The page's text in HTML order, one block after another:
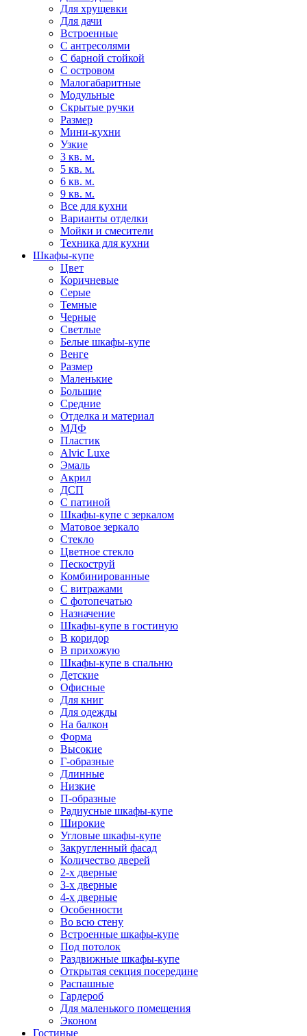
Для хрущевки
Для дачи
Встроенные
С антресолями
С барной стойкой
С островом
Малогабаритные
Модульные
Скрытые ручки
Размер
Мини-кухни
Узкие
3 кв. м.
5 кв. м.
6 кв. м.
9 кв. м.
Все для кухни
Варианты отделки
Мойки и смесители
Техника для кухни
Шкафы-купе
Цвет
Коричневые
Серые
Темные
Черные
Светлые
Белые шкафы-купе
Венге
Размер
Маленькие
Большие
Средние
Отделка и материал
МДФ
Пластик
Alvic Luxe
Эмаль
Акрил
ДСП
С патиной
Шкафы-купе с зеркалом
Матовое зеркало
Стекло
Цветное стекло
Пескоструй
Комбинированные
С витражами
С фотопечатью
Назначение
Шкафы-купе в гостиную
В коридор
В прихожую
Шкафы-купе в спальню
Детские
Офисные
Для книг
Для одежды
На балкон
Форма
Высокие
Г-образные
Длинные
Низкие
П-образные
Радиусные шкафы-купе
Широкие
Угловые шкафы-купе
Закругленный фасад
Количество дверей
2-х дверные
3-х дверные
4-х дверные
Особенности
Во всю стену
Встроенные шкафы-купе
Под потолок
Раздвижные шкафы-купе
Открытая секция посередине
Распашные
Гардероб
Для маленького помещения
Эконом
Гостиные